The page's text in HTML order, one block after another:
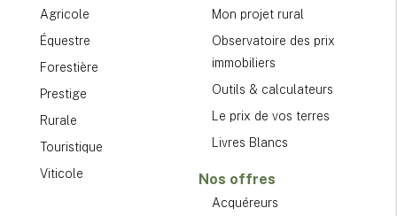
Agricole
Équestre
Forestière
Prestige
Rurale
Touristique
Viticole
Mon projet rural
Observatoire des prix
immobiliers
Outils & calculateurs
Le prix de vos terres
Livres Blancs
Nos offres
Acquéreurs